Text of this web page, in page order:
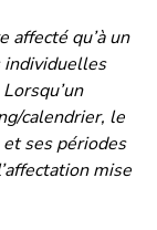
affecté qu’à un
individuelles
calendrier, le
ses périodes
mise